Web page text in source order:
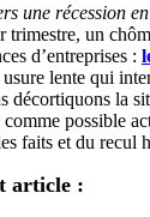
une récession
trimestre, un
d’entreprises :
lente qui
décortiquons la
possible
faits et du recul
article :